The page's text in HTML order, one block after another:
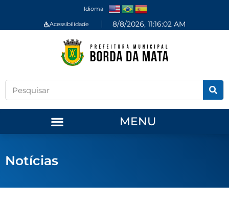
Idioma
Acessibilidade 8/8/2026, 11:16:03 AM
MENU
Notícias